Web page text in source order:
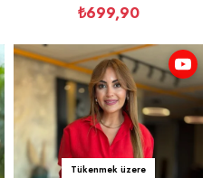
₺699,90
Tükenmek üzere